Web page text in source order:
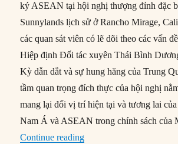
ký ASEAN tại hội nghị thượng đỉnh đặc
Sunnylands lịch sử ở Rancho Mirage,
các quan sát viên có lẽ dõi theo các vấn
Hiệp định Đối tác xuyên Thái Bình
Kỳ dẫn dắt và sự hung hăng của Trung
tầm quan trọng đích thực của hội nghị
mang lại đối vị trí hiện tại và tương lai
Nam Á và ASEAN trong chính sách của
Continue reading“Vì sao Thượng đỉnh